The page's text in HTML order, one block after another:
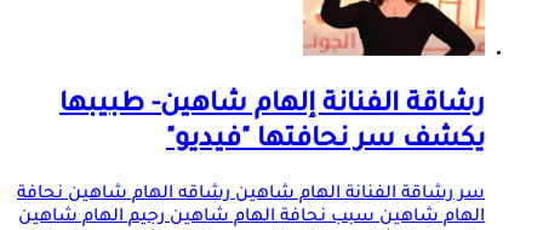
رشاقة الفنانة إلهام شاهين- طبيبها
يكشف سر نحافتها "فيديو"
سر رشاقة الفنانة الهام شاهين رشاقه الهام شاهين نحافة
الهام شاهين سبب نحافة الهام شاهين رجيم الهام شاهين